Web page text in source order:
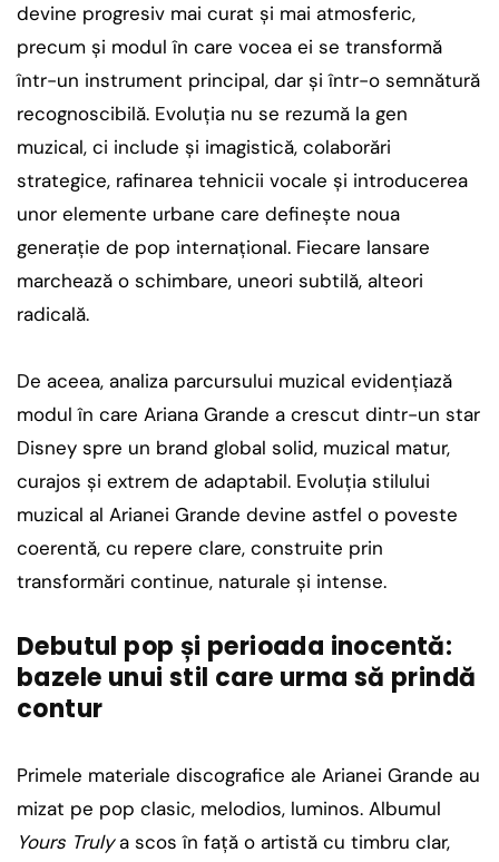
devine progresiv mai curat și mai atmosferic,
precum și modul în care vocea ei se transformă
într-un instrument principal, dar și într-o semnătură
recognoscibilă. Evoluția nu se rezumă la gen
muzical, ci include și imagistică, colaborări
strategice, rafinarea tehnicii vocale și introducerea
unor elemente urbane care definește noua
generație de pop internațional. Fiecare lansare
marchează o schimbare, uneori subtilă, alteori
radicală.
De aceea, analiza parcursului muzical evidențiază
modul în care Ariana Grande a crescut dintr-un star
Disney spre un brand global solid, muzical matur,
curajos și extrem de adaptabil. Evoluția stilului
muzical al Arianei Grande devine astfel o poveste
coerentă, cu repere clare, construite prin
transformări continue, naturale și intense.
Debutul pop și perioada inocentă:
bazele unui stil care urma să prindă
contur
Primele materiale discografice ale Arianei Grande au
mizat pe pop clasic, melodios, luminos. Albumul
Yours Trulya scos în față o artistă cu timbru clar,